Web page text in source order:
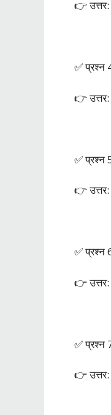
👉
✅ प्रश्न
👉 उत्तर:
✅
👉 उत्तर:
✅ प्रश्न
👉
✅ प्रश्न
👉